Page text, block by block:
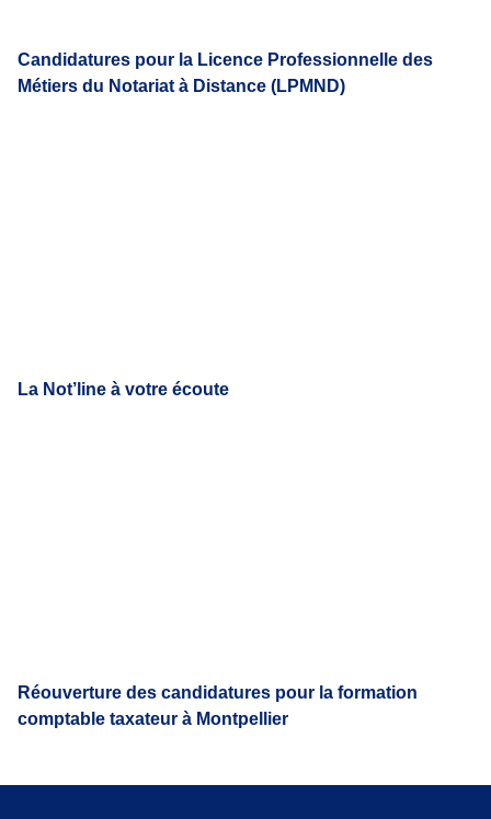
Candidatures pour la Licence Professionnelle des
Métiers du Notariat à Distance (LPMND)
La Not’line à votre écoute
Réouverture des candidatures pour la formation
comptable taxateur à Montpellier